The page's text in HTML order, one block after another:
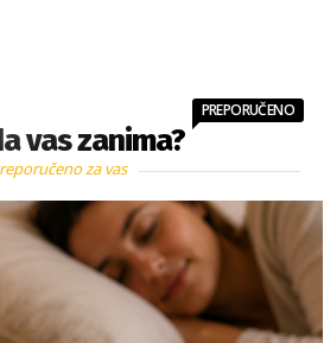
vas zanima?
PREPORUČENO
za vas